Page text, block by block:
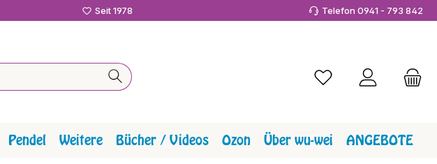
Seit 1978 Telefon 0941 - 793 842
Du hast 0 Produkte
Pendel Weitere Bücher / Videos Ozon Über wu-wei ANGEBOTE